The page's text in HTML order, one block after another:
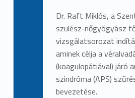
Dr. Raft Miklós, a
szülész-nőgyógyász
vizsgálatsorozat
aminek célja a
(koagulopátiával) járó
szindróma (APS)
bevezetése.